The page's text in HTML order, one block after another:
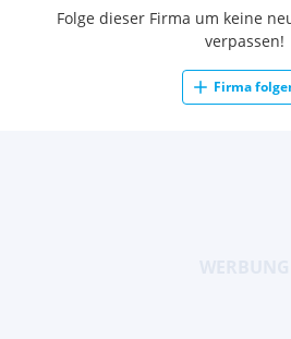
Folge dieser Firma um keine
verpassen!
Firma